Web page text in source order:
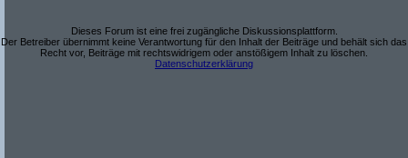
Dieses Forum ist eine frei zugängliche Diskussionsplattform.
Der Betreiber übernimmt keine Verantwortung für den Inhalt der Beiträge und behält sich das
Recht vor, Beiträge mit rechtswidrigem oder anstößigem Inhalt zu löschen.
Datenschutzerklärung